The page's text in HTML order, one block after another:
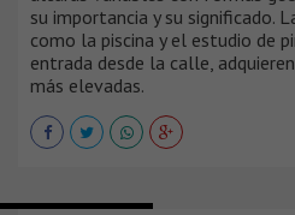
su importancia y su significado.
como la piscina y el estudio de
entrada desde la calle,
más elevadas.